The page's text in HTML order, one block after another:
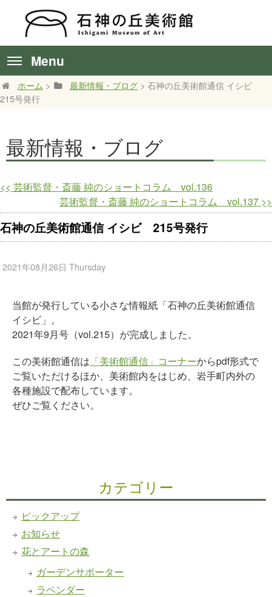
Menu
ホーム > 最新情報・ブログ > 石神の丘美術館通信 イシビ
215号発行
最新情報・ブログ
<< 芸術監督・斎藤 純のショートコラム vol.136
芸術監督・斎藤 純のショートコラム vol.137 >>
石神の丘美術館通信 イシビ 215号発行
2021年08月26日 Thursday
当館が発行している小さな情報紙「石神の丘美術館通信
イシビ」。
2021年9月号（vol.215）が完成しました。
この美術館通信は 「美術館通信」コーナーからpdf形式で
ご覧いただけるほか、美術館内をはじめ、岩手町内外の
各種施設で配布しています。
ぜひご覧ください。
カテゴリー
ピックアップ
お知らせ
花とアートの森
ガーデンサポーター
ラベンダー